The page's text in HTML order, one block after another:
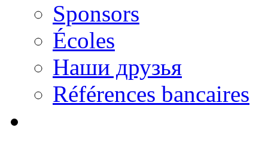
Sponsors
Écoles
Наши друзья
Références bancaires